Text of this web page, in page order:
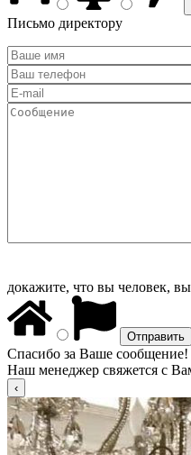
Письмо директору
докажите, что вы человек,
Спасибо за Ваше сообщение!
Наш менеджер свяжется с